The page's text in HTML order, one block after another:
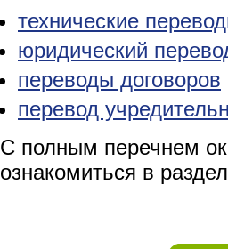
технические
юридический
переводы договоров
перевод
С полным перечнем
ознакомиться в